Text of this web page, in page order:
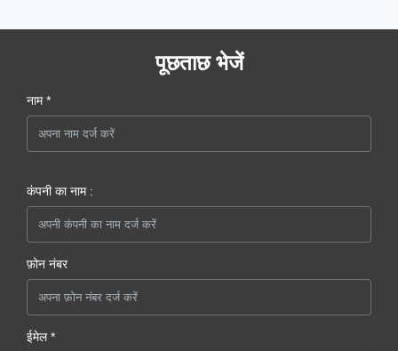
पूछताछ भेजें
नाम *
कंपनी का नाम :
फ़ोन नंबर
ईमेल *